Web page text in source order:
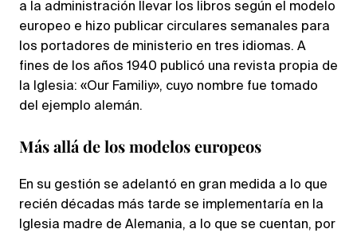
a la administración llevar los libros según el modelo
europeo e hizo publicar circulares semanales para
los portadores de ministerio en tres idiomas. A
fines de los años 1940 publicó una revista propia de
la Iglesia: «Our Familiy», cuyo nombre fue tomado
del ejemplo alemán.
Más allá de los modelos europeos
En su gestión se adelantó en gran medida a lo que
recién décadas más tarde se implementaría en la
Iglesia madre de Alemania, a lo que se cuentan, por